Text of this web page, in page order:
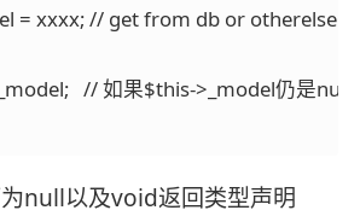
= xxxx; // get from db or otherelse
// 如果$this->_model仍是
null以及void返回类型声明